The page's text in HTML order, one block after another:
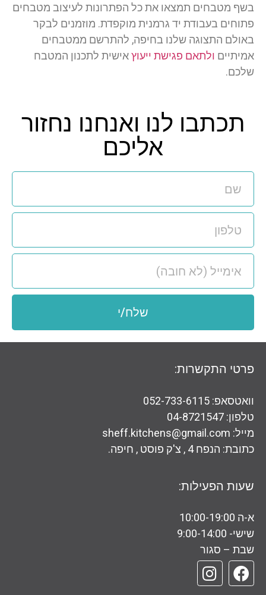
בשף מטבחים תמצאו את כל הפתרונות לעיצוב מטבחים
פתוחים בעבודת יד גרמנית מוקפדת. מוזמנים לבקר
באולם התצוגה שלנו בחיפה, להתרשם ממטבחים
אמיתיים ולתאם פגישת ייעוץאישית לתכנון המטבח
שלכם.
תכתבו לנו ואנחנו נחזור
אליכם
שלח/י
פרטי התקשרות:
וואטסאפ: 052-733-6115
טלפון: 04-8721547
מייל: sheff.kitchens@gmail.com
כתובת: הנפח 4 , צ'ק פוסט , חיפה.
שעות הפעילות:
א-ה 10:00-19:00
שישי- 9:00-14:00
שבת – סגור